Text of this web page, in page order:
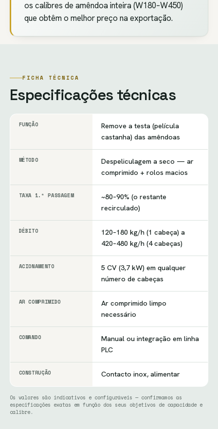
os calibres de amêndoa inteira (W180–W450)
que obtêm o melhor preço na exportação.
FICHA TÉCNICA
Especificações técnicas
FUNÇÃO
Remove a testa (película
castanha) das amêndoas
MÉTODO
Despeliculagem a seco — ar
comprimido + rolos macios
TAXA 1.ª PASSAGEM
~80–90% (o restante
recirculado)
DÉBITO
120–180 kg/h (1 cabeça) a
420–480 kg/h (4 cabeças)
ACIONAMENTO
5 CV (3,7 kW) em qualquer
número de cabeças
AR COMPRIMIDO
Ar comprimido limpo
necessário
COMANDO
Manual ou integração em linha
PLC
CONSTRUÇÃO Contacto inox, alimentar
Os valores são indicativos e configuráveis — confirmamos as
especificações exatas em função dos seus objetivos de capacidade e
calibre.